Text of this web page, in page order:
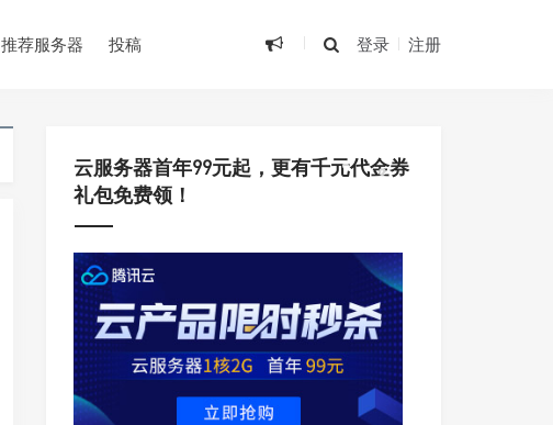
推荐服务器 投稿 登录 注册
云服务器首年99元起，更有千元代金券
礼包免费领！
•